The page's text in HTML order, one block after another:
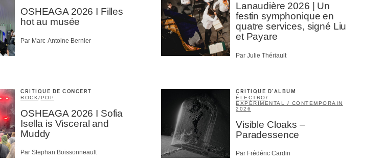
OSHEAGA 2026 I Filles
hot au musée
Par Marc-Antoine Bernier
Lanaudière 2026 | Un
festin symphonique en
quatre services, signé Liu
et Payare
Par Julie Thériault
CRITIQUE DE CONCERT
ROCK/POP
OSHEAGA 2026 I Sofia
Isella is Visceral and
Muddy
Par Stephan Boissonneault
CRITIQUE D'ALBUM
ÉLECTRO/
EXPÉRIMENTAL / CONTEMPORAIN
2026
Visible Cloaks –
Paradessence
Par Frédéric Cardin